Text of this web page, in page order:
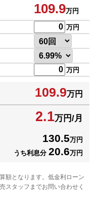
109.9万円
万円
万円
109.9万円
2.1万円/月
130.5万円
うち利息分 20.6万円
額となります。低金利ローン
スタッフまでお問い合わせく